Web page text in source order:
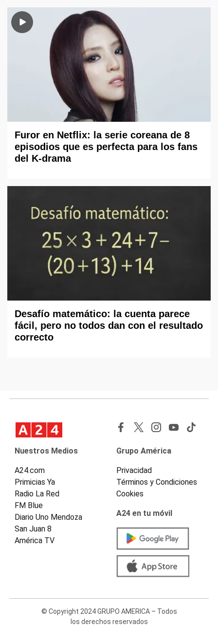
Furor en Netflix: la serie coreana de 8
episodios que es perfecta para los fans
del K-drama
Desafío matemático: la cuenta parece
fácil, pero no todos dan con el resultado
correcto
Nuestros Medios
A24.com
Primicias Ya
Radio La Red
FM Blue
Diario Uno Mendoza
San Juan 8
América TV
Grupo América
Privacidad
Términos y Condiciones
Cookies
A24 en tu móvil
© Copyright 2024 GRUPO AMERICA – Todos
los derechos reservados